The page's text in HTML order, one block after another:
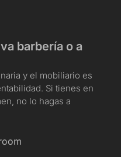
barbería o a
y el mobiliario es
Si tienes en
no lo hagas a